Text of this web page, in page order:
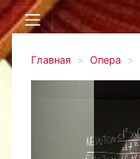
Главная Опера